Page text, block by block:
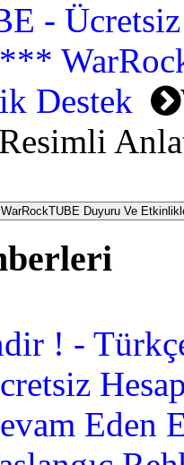
-
***
Destek
WarRockTUBE Duyuru Ve
! -
Eden